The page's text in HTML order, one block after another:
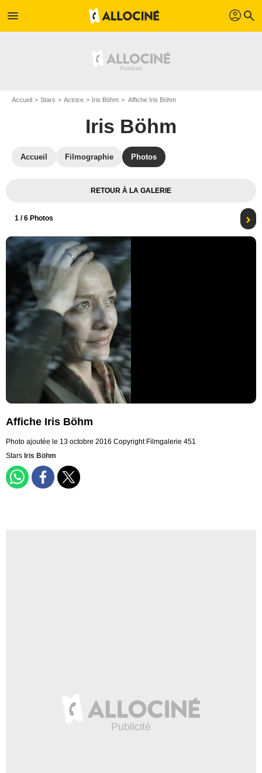
menu profil search
Accueil Stars Actrice Iris Böhm Affiche Iris Böhm
Iris Böhm
Accueil Filmographie Photos
RETOUR À LA GALERIE
1 / 6 Photos
Affiche Iris Böhm
Photo ajoutée le 13 octobre 2016 Copyright Filmgalerie 451
Stars Iris Böhm